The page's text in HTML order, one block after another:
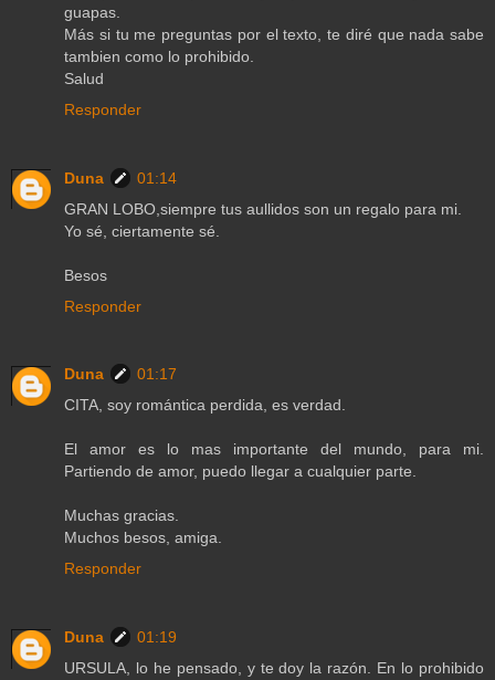
guapas.
Más si tu me preguntas por el texto, te diré que nada sabe
tambien como lo prohibido.
Salud
Responder
Duna
01:14
GRAN LOBO,siempre tus aullidos son un regalo para mi.
Yo sé, ciertamente sé.
Besos
Responder
Duna
01:17
CITA, soy romántica perdida, es verdad.
El amor es lo mas importante del mundo, para mi.
Partiendo de amor, puedo llegar a cualquier parte.
Muchas gracias.
Muchos besos, amiga.
Responder
Duna
01:19
URSULA, lo he pensado, y te doy la razón. En lo prohibido